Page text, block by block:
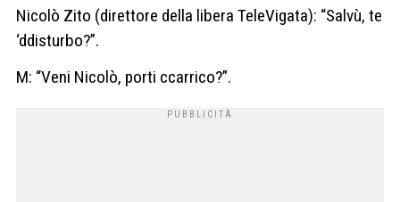
Nicolò Zito (direttore della libera TeleVigata): “Salvù, te
‘ddisturbo?”.
M: “Veni Nicolò, porti ccarrico?”.